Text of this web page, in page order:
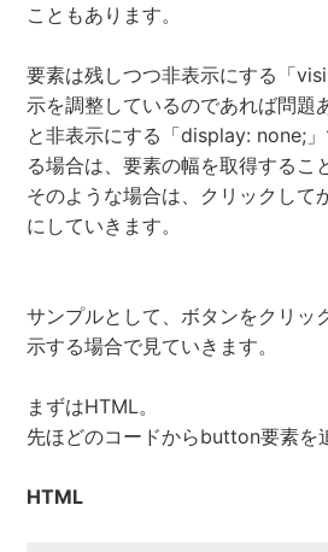
こともあります。
要素は残しつつ非表示にする「
示を調整しているのであれば問題
と非表示にする「display: none;
る場合は、要素の幅を取得するこ
そのような場合は、クリックして
にしていきます。
サンプルとして、ボタンをクリッ
示する場合で見ていきます。
まずはHTML。
先ほどのコードからbutton要素を
HTML